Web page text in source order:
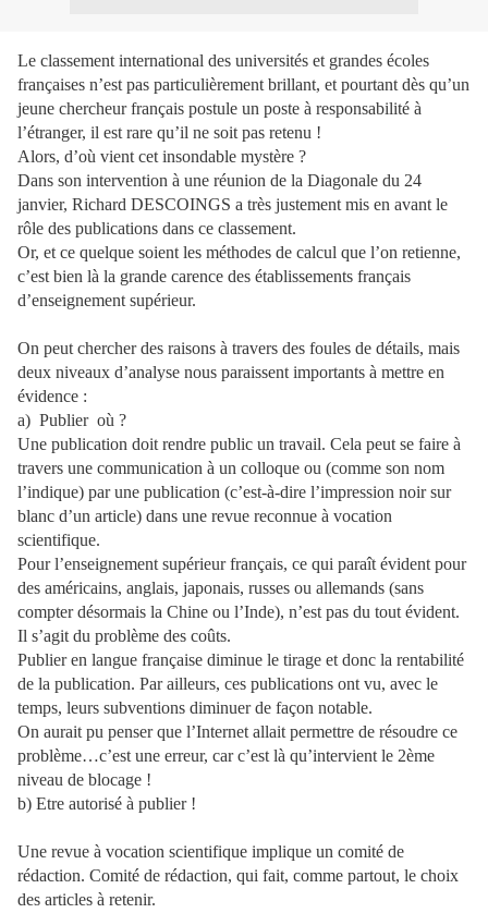
Le classement international des universités et grandes écoles
françaises n’est pas particulièrement brillant, et pourtant dès qu’un
jeune chercheur français postule un poste à responsabilité à
l’étranger, il est rare qu’il ne soit pas retenu !
Alors, d’où vient cet insondable mystère ?
Dans son intervention à une réunion de la Diagonale du 24
janvier, Richard DESCOINGS a très justement mis en avant le
rôle des publications dans ce classement.
Or, et ce quelque soient les méthodes de calcul que l’on retienne,
c’est bien là la grande carence des établissements français
d’enseignement supérieur.
On peut chercher des raisons à travers des foules de détails, mais
deux niveaux d’analyse nous paraissent importants à mettre en
évidence :
a) Publier où ?
Une publication doit rendre public un travail. Cela peut se faire à
travers une communication à un colloque ou (comme son nom
l’indique) par une publication (c’est-à-dire l’impression noir sur
blanc d’un article) dans une revue reconnue à vocation
scientifique.
Pour l’enseignement supérieur français, ce qui paraît évident pour
des américains, anglais, japonais, russes ou allemands (sans
compter désormais la Chine ou l’Inde), n’est pas du tout évident.
Il s’agit du problème des coûts.
Publier en langue française diminue le tirage et donc la rentabilité
de la publication. Par ailleurs, ces publications ont vu, avec le
temps, leurs subventions diminuer de façon notable.
On aurait pu penser que l’Internet allait permettre de résoudre ce
problème…c’est une erreur, car c’est là qu’intervient le 2ème
niveau de blocage !
b) Etre autorisé à publier !
Une revue à vocation scientifique implique un comité de
rédaction. Comité de rédaction, qui fait, comme partout, le choix
des articles à retenir.